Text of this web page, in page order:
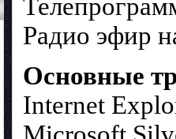
Радио эфир
Основные
Internet